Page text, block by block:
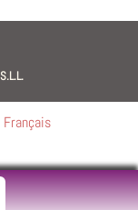
Français